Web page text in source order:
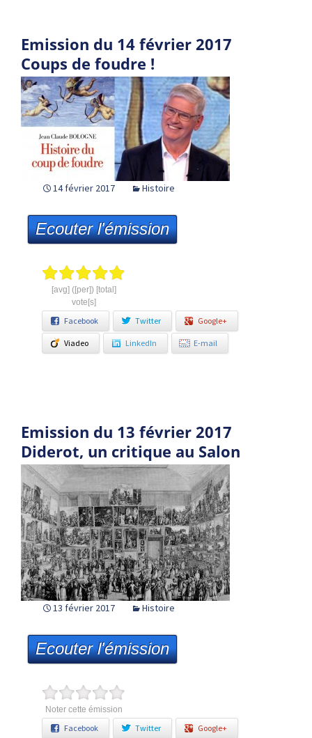
Emission du 14 février 2017
Coups de foudre !
14 février 2017 Histoire
Ecouter l'émission
[avg] ([per]) [total]
vote[s]
Facebook Twitter Google+
Viadeo LinkedIn E-mail
Emission du 13 février 2017
Diderot, un critique au Salon
13 février 2017 Histoire
Ecouter l'émission
Noter cette émission
Facebook Twitter Google+